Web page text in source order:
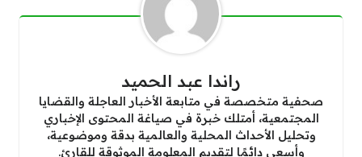
راندا عبد الحميد
صحفية متخصصة في متابعة الأخبار العاجلة والقضايا
المجتمعية، أمتلك خبرة في صياغة المحتوى الإخباري
وتحليل الأحداث المحلية والعالمية بدقة وموضوعية،
وأسعى دائمًا لتقديم المعلومة الموثوقة للقارئ.